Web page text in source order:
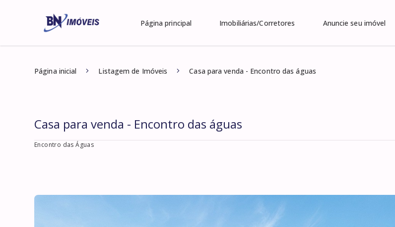
Página principal Imobiliárias/Corretores Anuncie seu imóvel
Página inicial Listagem de Imóveis Casa para venda - Encontro das águas
Casa para venda - Encontro das águas
Encontro das Águas